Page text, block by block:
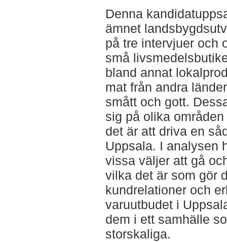
Denna
ämnet
på tre intervjuer och
små
bland annat
mat från andra
smått och gott.
sig på olika
det är att driva en
Uppsala. I analysen
vissa väljer att gå
vilka det är som gör
kundrelationer och
varuutbudet i
dem i ett samhälle
storskaliga.